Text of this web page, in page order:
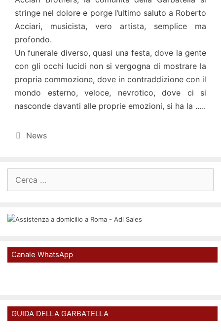
stringe nel dolore e porge l’ultimo saluto a Roberto
Acciari, musicista, vero artista, semplice ma
profondo.
Un funerale diverso, quasi una festa, dove la gente
con gli occhi lucidi non si vergogna di mostrare la
propria commozione, dove in contraddizione con il
mondo esterno, veloce, nevrotico, dove ci si
nasconde davanti alle proprie emozioni, si ha la …..
Categorie
News
per:
Canale WhatsApp
GUIDA DELLA GARBATELLA